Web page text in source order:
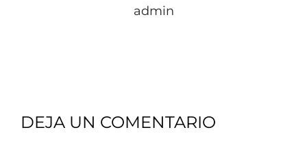
admin
DEJA UN COMENTARIO